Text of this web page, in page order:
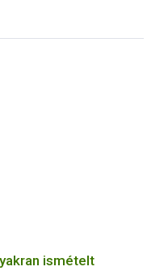
ismételt